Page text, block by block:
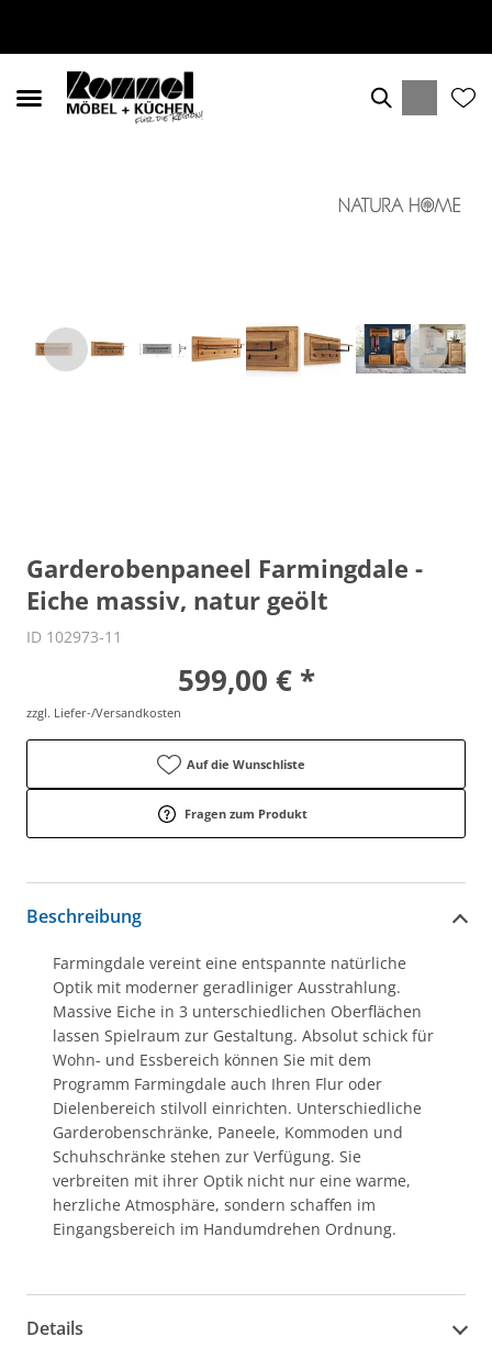
Garderobenpaneel Farmingdale -
Eiche massiv, natur geölt
ID 102973-11
599,00 € *
zzgl. Liefer-/Versandkosten
Auf die Wunschliste
Fragen zum Produkt
Beschreibung
Farmingdale vereint eine entspannte natürliche
Optik mit moderner geradliniger Ausstrahlung.
Massive Eiche in 3 unterschiedlichen Oberflächen
lassen Spielraum zur Gestaltung. Absolut schick für
Wohn- und Essbereich können Sie mit dem
Programm Farmingdale auch Ihren Flur oder
Dielenbereich stilvoll einrichten. Unterschiedliche
Garderobenschränke, Paneele, Kommoden und
Schuhschränke stehen zur Verfügung. Sie
verbreiten mit ihrer Optik nicht nur eine warme,
herzliche Atmosphäre, sondern schaffen im
Eingangsbereich im Handumdrehen Ordnung.
Details